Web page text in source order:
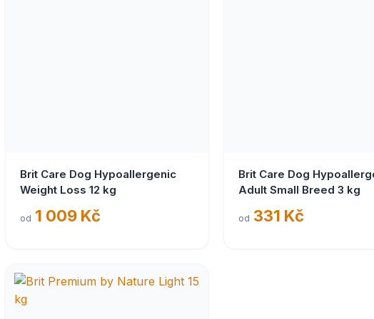
Brit Care Dog Hypoallergenic
Weight Loss 12 kg
od 1 009 Kč
Brit Care Dog
Adult Small Breed 3 kg
od 331 Kč